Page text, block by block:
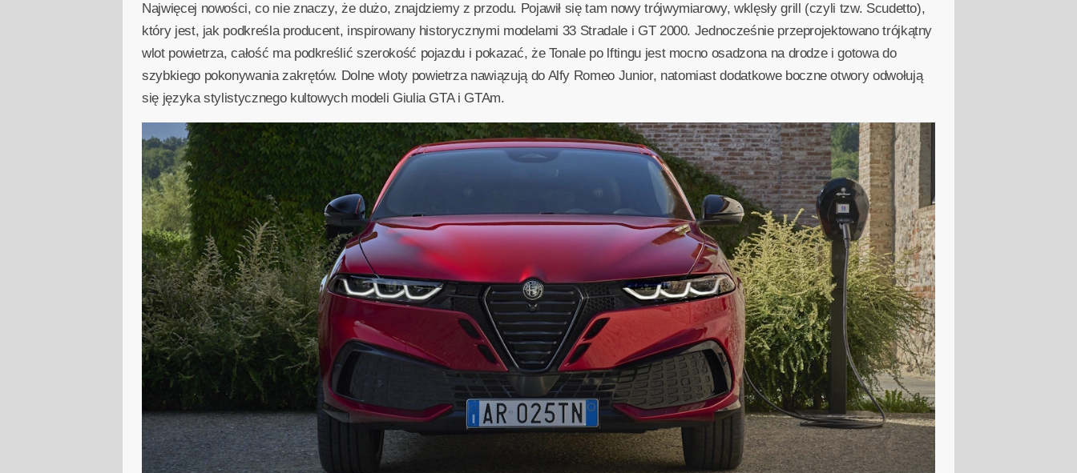
Najwięcej nowości, co nie znaczy, że dużo, znajdziemy z przodu. Pojawił się tam nowy trójwymiarowy, wklęsły grill (czyli tzw. Scudetto),
który jest, jak podkreśla producent, inspirowany historycznymi modelami 33 Stradale i GT 2000. Jednocześnie przeprojektowano trójkątny
wlot powietrza, całość ma podkreślić szerokość pojazdu i pokazać, że Tonale po lftingu jest mocno osadzona na drodze i gotowa do
szybkiego pokonywania zakrętów. Dolne wloty powietrza nawiązują do Alfy Romeo Junior, natomiast dodatkowe boczne otwory odwołują
się języka stylistycznego kultowych modeli Giulia GTA i GTAm.